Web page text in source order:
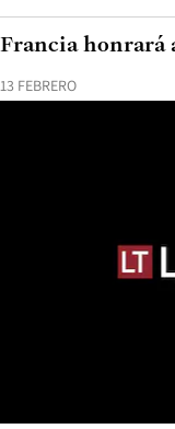
13 FEBRERO
Francia honrará